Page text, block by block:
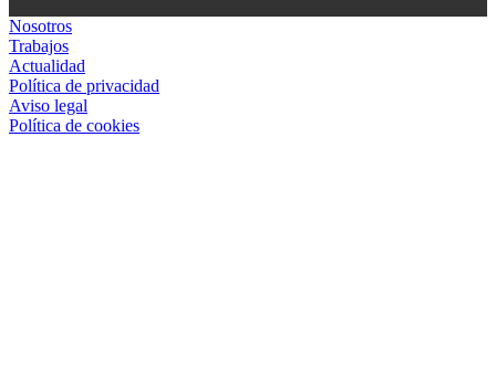
Nosotros
Trabajos
Actualidad
Política de privacidad
Aviso legal
Política de cookies